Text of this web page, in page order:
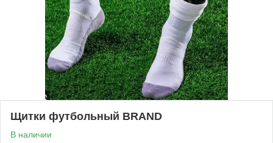
Щитки футбольный BRAND
В наличии